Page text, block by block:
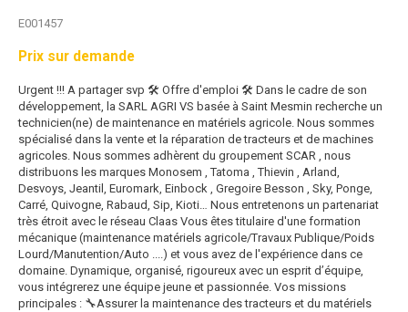
E001457
Prix sur demande
Urgent !!! A partager svp 🛠 Offre d'emploi 🛠 Dans le cadre de son
développement, la SARL AGRI VS basée à Saint Mesmin recherche un
technicien(ne) de maintenance en matériels agricole. Nous sommes
spécialisé dans la vente et la réparation de tracteurs et de machines
agricoles. Nous sommes adhèrent du groupement SCAR , nous
distribuons les marques Monosem , Tatoma , Thievin , Arland,
Desvoys, Jeantil, Euromark, Einbock , Gregoire Besson , Sky, Ponge,
Carré, Quivogne, Rabaud, Sip, Kioti… Nous entretenons un partenariat
très étroit avec le réseau Claas Vous êtes titulaire d'une formation
mécanique (maintenance matériels agricole/Travaux Publique/Poids
Lourd/Manutention/Auto ....) et vous avez de l'expérience dans ce
domaine. Dynamique, organisé, rigoureux avec un esprit d’équipe,
vous intégrerez une équipe jeune et passionnée. Vos missions
principales : 🔧Assurer la maintenance des tracteurs et du matériels